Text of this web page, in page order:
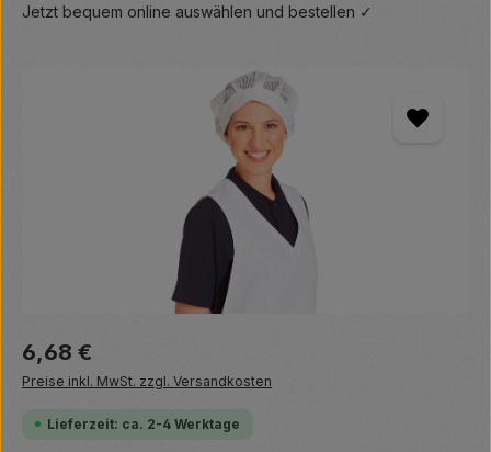
Jetzt bequem online auswählen und bestellen ✓
Regulärer Preis:
6,68 €
Preise inkl. MwSt. zzgl. Versandkosten
Lieferzeit: ca. 2-4 Werktage